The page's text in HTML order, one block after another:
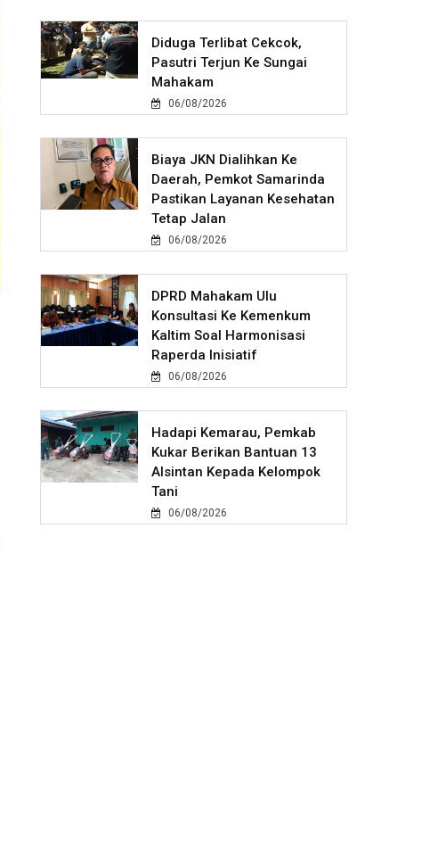
Diduga Terlibat Cekcok,
Pasutri Terjun Ke Sungai
Mahakam
06/08/2026
Biaya JKN Dialihkan Ke
Daerah, Pemkot Samarinda
Pastikan Layanan Kesehatan
Tetap Jalan
06/08/2026
DPRD Mahakam Ulu
Konsultasi Ke Kemenkum
Kaltim Soal Harmonisasi
Raperda Inisiatif
06/08/2026
Hadapi Kemarau, Pemkab
Kukar Berikan Bantuan 13
Alsintan Kepada Kelompok
Tani
06/08/2026